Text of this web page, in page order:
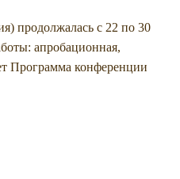
продолжалась с 22 по 30
апробационная,
Программа конференции